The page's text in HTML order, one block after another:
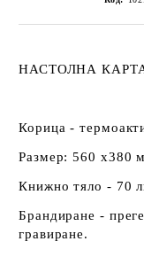
НАСТОЛНА
Корица -
Размер: 560 х380
Книжно тяло - 70
Брандиране -
гравиране.